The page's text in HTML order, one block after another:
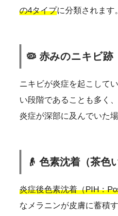
の4タイプに分類されます
🦠 赤みのニキビ跡
ニキビが炎症を起こして
い段階であることも多く
炎症が深部に及んでいた
👴 色素沈着（茶色
炎症後色素沈着（PIH：
なメラニンが皮膚に蓄積